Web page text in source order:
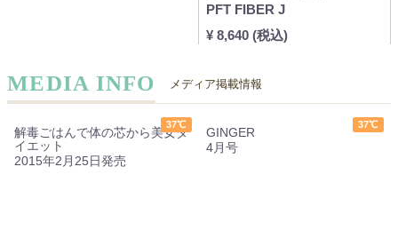
PFT FIBER J
¥ 8,640 (税込)
MEDIA INFO メディア掲載情報
37℃
解毒ごはんで体の芯から美女ダ
イエット
2015年2月25日発売
37℃
GINGER
4月号